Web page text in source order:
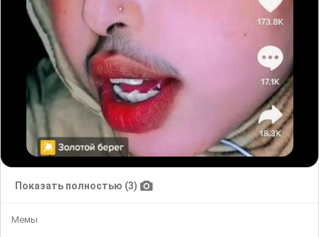
Показать полностью (3)
Мемы